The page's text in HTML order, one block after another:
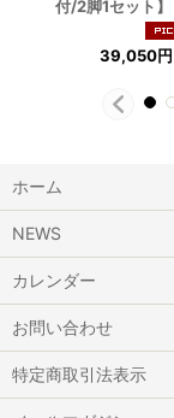
付/2脚1セット】
39,050円
ホーム
NEWS
カレンダー
お問い合わせ
特定商取引法表示